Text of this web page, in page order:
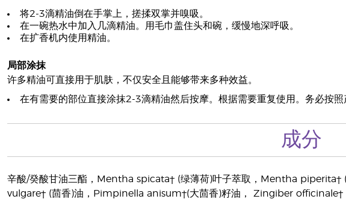
将2-3滴精油倒在手掌上，搓揉双掌并嗅吸。
在一碗热水中加入几滴精油。用毛巾盖住头和碗，缓慢地深呼吸。
在扩香机内使用精油。
局部涂抹
许多精油可直接用于肌肤，不仅安全且能够带来多种效益。
在有需要的部位直接涂抹2-3滴精油然后按摩。根据需要重复使用。务必按
成分
辛酸/癸酸甘油三酯，Mentha spicata† (绿薄荷)叶子萃取，Mentha
vulgare† (茴香)油，Pimpinella anisum†(大茴香)籽油， Zingiber